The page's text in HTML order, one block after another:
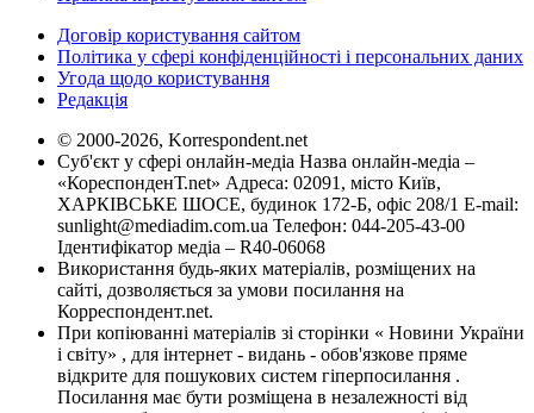
Договір користування сайтом
Політика у сфері конфіденційності і персональних даних
Угода щодо користування
Редакція
© 2000-2026, Korrespondent.net
Суб'єкт у сфері онлайн-медіа Назва онлайн-медіа –
«КореспонденТ.net» Адреса: 02091, місто Київ,
ХАРКІВСЬКЕ ШОСЕ, будинок 172-Б, офіс 208/1 E-mail:
sunlight@mediadim.com.ua Телефон: 044-205-43-00
Ідентифікатор медіа – R40-06068
Використання будь-яких матеріалів, розміщених на
сайті, дозволяється за умови посилання на
Корреспондент.net.
При копіюванні матеріалів зі сторінки « Новини України
і світу» , для інтернет - видань - обов'язкове пряме
відкрите для пошукових систем гіперпосилання .
Посилання має бути розміщена в незалежності від